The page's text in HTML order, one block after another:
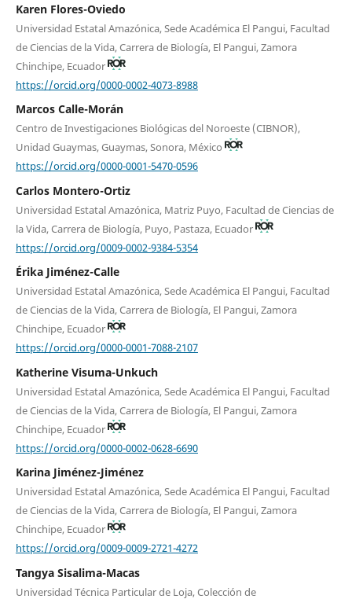
Karen Flores-Oviedo
Universidad Estatal Amazónica, Sede Académica El Pangui, Facultad
de Ciencias de la Vida, Carrera de Biología, El Pangui, Zamora
Chinchipe, Ecuador
https://orcid.org/0000-0002-4073-8988
Marcos Calle-Morán
Centro de Investigaciones Biológicas del Noroeste (CIBNOR),
Unidad Guaymas, Guaymas, Sonora, México
https://orcid.org/0000-0001-5470-0596
Carlos Montero-Ortiz
Universidad Estatal Amazónica, Matriz Puyo, Facultad de Ciencias de
la Vida, Carrera de Biología, Puyo, Pastaza, Ecuador
https://orcid.org/0009-0002-9384-5354
Érika Jiménez-Calle
Universidad Estatal Amazónica, Sede Académica El Pangui, Facultad
de Ciencias de la Vida, Carrera de Biología, El Pangui, Zamora
Chinchipe, Ecuador
https://orcid.org/0000-0001-7088-2107
Katherine Visuma-Unkuch
Universidad Estatal Amazónica, Sede Académica El Pangui, Facultad
de Ciencias de la Vida, Carrera de Biología, El Pangui, Zamora
Chinchipe, Ecuador
https://orcid.org/0000-0002-0628-6690
Karina Jiménez-Jiménez
Universidad Estatal Amazónica, Sede Académica El Pangui, Facultad
de Ciencias de la Vida, Carrera de Biología, El Pangui, Zamora
Chinchipe, Ecuador
https://orcid.org/0009-0009-2721-4272
Tangya Sisalima-Macas
Universidad Técnica Particular de Loja, Colección de